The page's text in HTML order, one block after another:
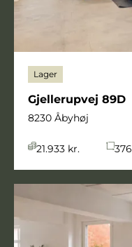
Lager
Gjellerupvej 89D
8230 Åbyhøj
21.933 kr. 376